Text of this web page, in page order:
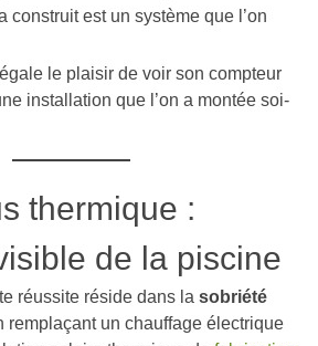
construit est un système que l’on
le plaisir de voir son compteur
installation que l’on a montée soi-
thermique :
de la piscine
réussite réside dans la sobriété
remplaçant un chauffage électrique